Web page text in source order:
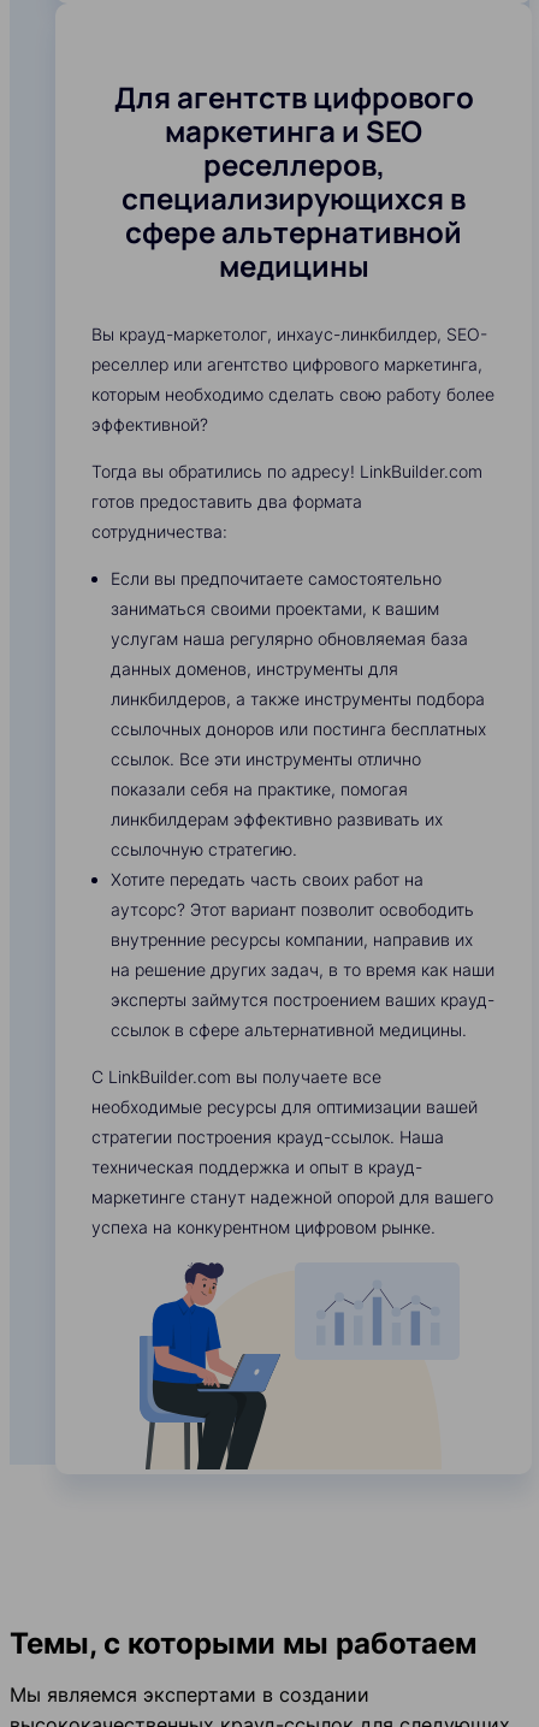
Для агентств цифрового
маркетинга и SEO
реселлеров,
специализирующихся в
сфере альтернативной
медицины
Вы крауд-маркетолог, инхаус-линкбилдер, SEO-
реселлер или агентство цифрового маркетинга,
которым необходимо сделать свою работу более
эффективной?
Тогда вы обратились по адресу! LinkBuilder.com
готов предоставить два формата
сотрудничества:
Если вы предпочитаете самостоятельно
заниматься своими проектами, к вашим
услугам наша регулярно обновляемая база
данных доменов, инструменты для
линкбилдеров, а также инструменты подбора
ссылочных доноров или постинга бесплатных
ссылок. Все эти инструменты отлично
показали себя на практике, помогая
линкбилдерам эффективно развивать их
ссылочную стратегию.
Хотите передать часть своих работ на
аутсорс? Этот вариант позволит освободить
внутренние ресурсы компании, направив их
на решение других задач, в то время как наши
эксперты займутся построением ваших крауд-
ссылок в сфере альтернативной медицины.
С LinkBuilder.com вы получаете все
необходимые ресурсы для оптимизации вашей
стратегии построения крауд-ссылок. Наша
техническая поддержка и опыт в крауд-
маркетинге станут надежной опорой для вашего
успеха на конкурентном цифровом рынке.
Темы, с которыми мы работаем
Мы являемся экспертами в создании